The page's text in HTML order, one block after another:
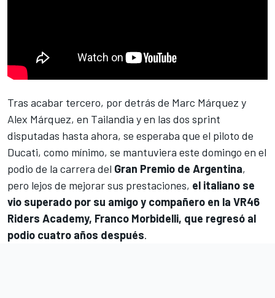
Tras acabar tercero, por detrás de Marc Márquez y
Alex Márquez, en Tailandia y en las dos sprint
disputadas hasta ahora, se esperaba que el piloto de
Ducati, como mínimo, se mantuviera este domingo en el
podio de la carrera del Gran Premio de Argentina,
pero lejos de mejorar sus prestaciones, el italiano se
vio superado por su amigo y compañero en la VR46
Riders Academy, Franco Morbidelli, que regresó al
podio cuatro años después.